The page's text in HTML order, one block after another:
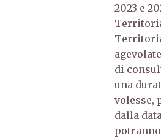
2023 e
di
una
volesse,
dalla